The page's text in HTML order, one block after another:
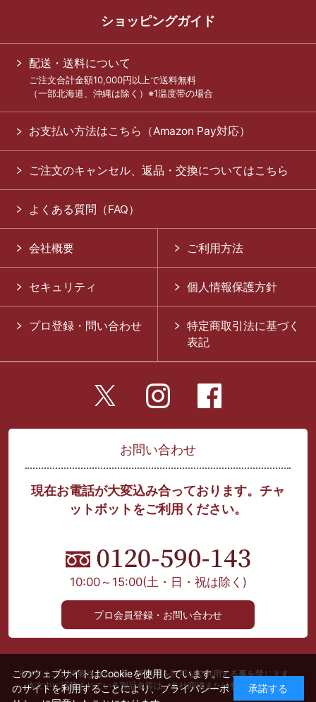
ショッピングガイド
配送・送料について
ご注文合計金額10,000円以上で送料無料
（一部北海道、沖縄は除く）※1温度帯の場合
お支払い方法はこちら（Amazon Pay対応）
ご注文のキャンセル、返品・交換についてはこちら
よくある質問（FAQ）
会社概要 ご利用方法
セキュリティ 個人情報保護方針
プロ登録・問い合わせ
特定商取引法に基づく
表記
お問い合わせ
現在お電話が大変込み合っております。チャ
ットボットをご利用ください。
10:00～15:00(土・日・祝は除く)
プロ会員登録・お問い合わせ
当サイト上に掲載された文章、画像等を許可なく利用する事を禁じます。
本文中に記載されている製品名等は、各社商標または登録商標です。
このウェブサイトはCookieを使用しています。こ
のサイトを利用することにより、プライバシーポ
承諾する